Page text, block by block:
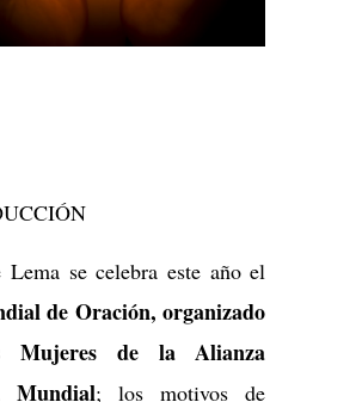
Lema se celebra este año el
de Oración, organizado
Mujeres de la Alianza
Mundial; los motivos de